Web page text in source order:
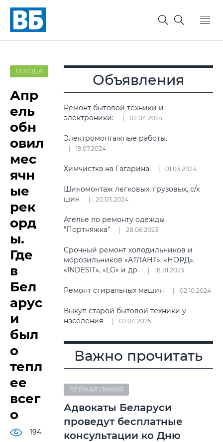
ПОГОДА
Апр
ель
обн
овил
мес
ячн
ые
рек
орд
ы.
Где
в
Бел
арус
и
был
о
тепл
ее
всег
о
194
Объявления
Ремонт бытовой техники и
электроники:
02.04.2024
Электромонтажные работы.
19.07.2024
Химчистка на Гагарина 01.03.2024
Шиномонтаж легковых, грузовых, с/х
шин
20.03.2024
Ателье по ремонту одежды
"Портняжка"
28.06.2023
Срочный ремонт холодильников и
морозильников «АТЛАНТ», «НОРД»,
«INDESIT», «LG» и др.
18.01.2023
Ремонт стиральных машин 02.10.2024
Выкуп старой бытовой техники у
населения
07.04.2025
Важно прочитать
ПРЯМАЯ ЛИНИЯ
Адвокаты Беларуси
проведут бесплатные
консультации ко Дню